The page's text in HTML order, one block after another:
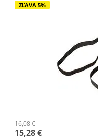
ZĽAVA 5%
16,08 €
15,28 €